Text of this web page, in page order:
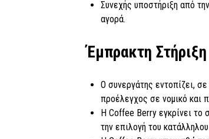
Συνεχής υποστήριξη από
αγορά.
Έμπρακτη Στήριξη
Ο συνεργάτης εντοπίζει,
προέλεγχος σε νομικό και
Η Coffee Berry εγκρίνει το
την επιλογή του